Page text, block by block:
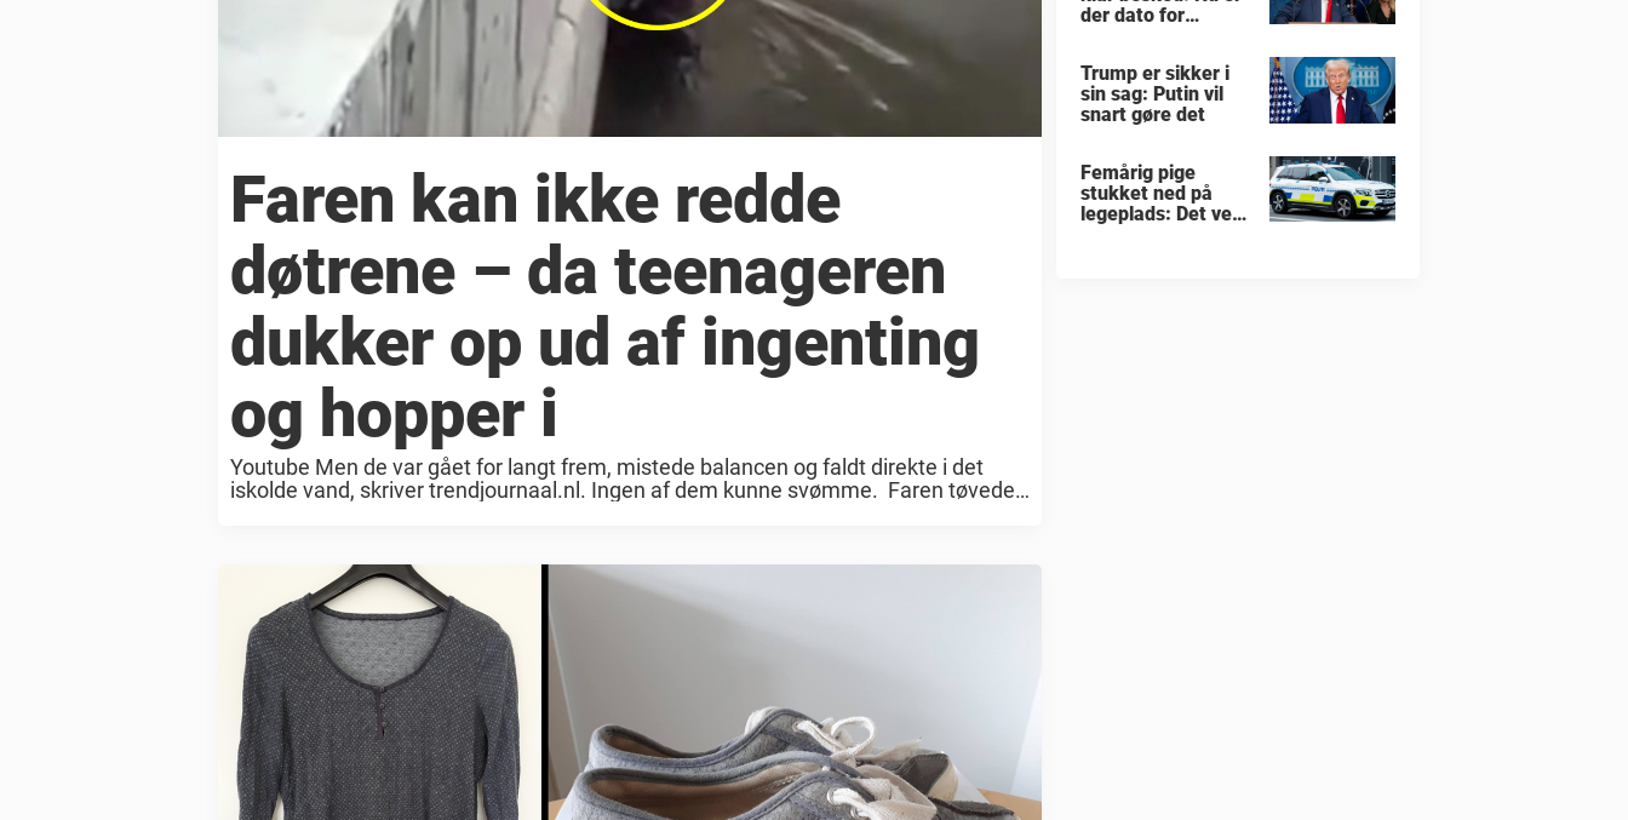
Faren kan ikke redde
døtrene – da teenageren
dukker op ud af ingenting
og hopper i
Youtube Men de var gået for langt frem, mistede balancen og faldt direkte i det
iskolde vand, skriver trendjournaal.nl. Ingen af dem kunne svømme. Faren tøvede
der dato for
Trump er sikker i
sin sag: Putin vil
snart gøre det
Femårig pige
stukket ned på
legeplads: Det ved